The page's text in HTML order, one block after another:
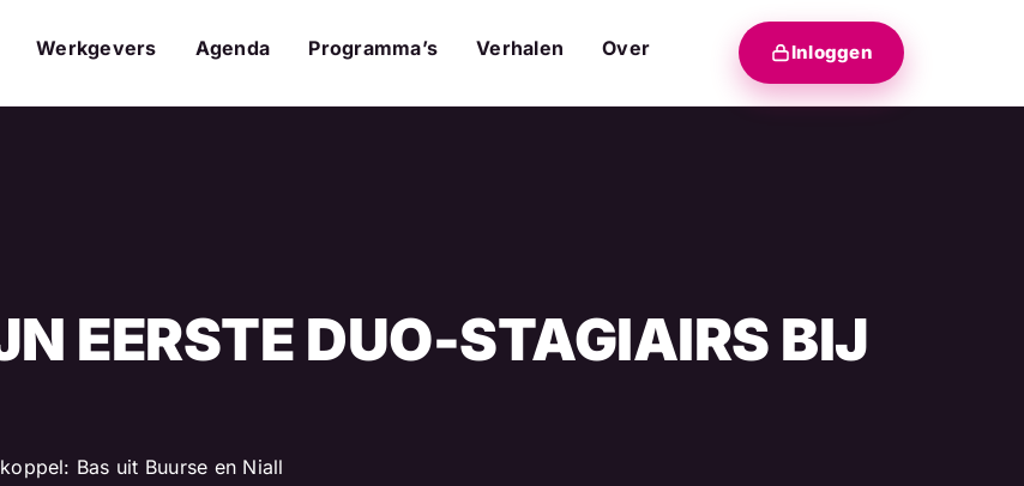
Werkgevers Agenda Programma’s Verhalen Over Inloggen
EERSTE DUO-STAGIAIRS BIJ
Bas uit Buurse en Niall